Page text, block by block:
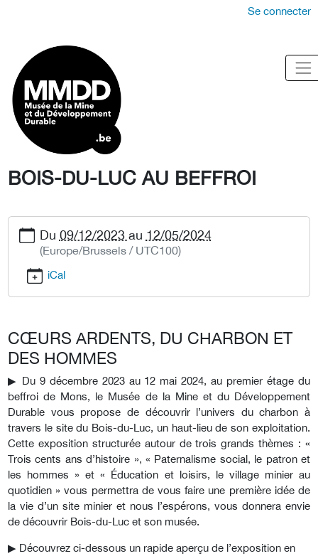
Se connecter
BOIS-DU-LUC AU BEFFROI
Du 09/12/2023 au 12/05/2024
(Europe/Brussels / UTC100)
iCal
CŒURS ARDENTS, DU CHARBON ET
DES HOMMES
▶︎ Du 9 décembre 2023 au 12 mai 2024, au premier étage du
beffroi de Mons, le Musée de la Mine et du Développement
Durable vous propose de découvrir l’univers du charbon à
travers le site du Bois-du-Luc, un haut-lieu de son exploitation.
Cette exposition structurée autour de trois grands thèmes : «
Trois cents ans d’histoire », « Paternalisme social, le patron et
les hommes » et « Éducation et loisirs, le village minier au
quotidien » vous permettra de vous faire une première idée de
la vie d’un site minier et nous l’espérons, vous donnera envie
de découvrir Bois-du-Luc et son musée.
▶︎ Découvrez ci-dessous un rapide aperçu de l’exposition en